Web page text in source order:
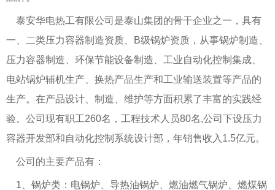
泰安华电热工有限公司是泰山集团的骨干企业之一，具有
一、二类压力容器制造资质、B级锅炉资质，从事锅炉制造、
压力容器制造、环保节能设备制造、工业自动化控制集成、
电站锅炉辅机生产、换热产品生产和工业输送装置等产品的
生产。在产品设计、制造、维护等方面积累了丰富的实践经
验。公司现有职工260名，工程技术人员80名,公司下设压力
容器开发部和自动化控制系统设计部，年销售收入1.5亿元。
公司的主要产品有：
1、锅炉类：电锅炉、导热油锅炉、燃油燃气锅炉、燃煤锅